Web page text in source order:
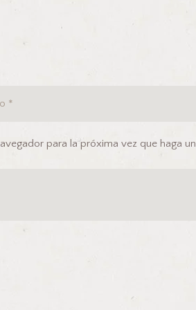
para la próxima vez que haga un